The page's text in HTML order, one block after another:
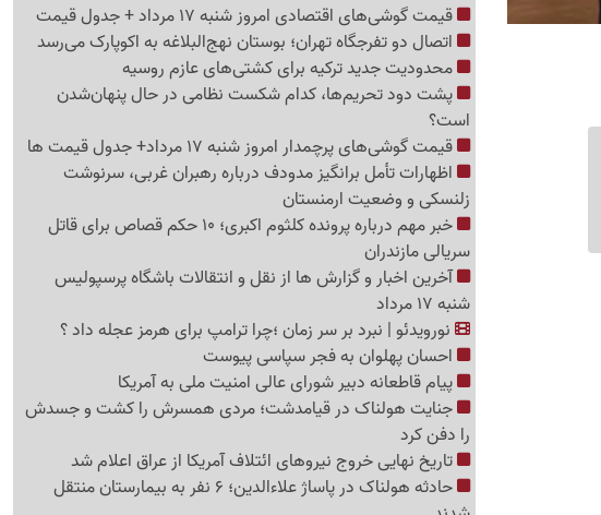
قیمت گوشی‌های اقتصادی امروز شنبه 17 مرداد + جدول قیمت
اتصال دو تفرجگاه تهران؛ بوستان نهج‌البلاغه به اکوپارک می‌رسد
محدودیت جدید ترکیه برای کشتی‌های عازم روسیه
پشت دود تحریم‌ها، کدام شکست نظامی در حال پنهان‌شدن
است؟
قیمت گوشی‌های پرچمدار امروز شنبه 17 مرداد+ جدول قیمت ها
اظهارات تأمل برانگیز مدودف درباره رهبران غربی، سرنوشت
زلنسکی و وضعیت ارمنستان
خبر مهم درباره پرونده کلثوم اکبری؛ 10 حکم قصاص برای قاتل
سریالی مازندران
آخرین اخبار و گزارش ها از نقل و انتقالات باشگاه پرسپولیس
شنبه 17 مرداد
نورویدئو | نبرد بر سر زمان ؛چرا ترامپ برای هرمز عجله داد ؟
احسان پهلوان به فجر سپاسی پیوست
پیام قاطعانه دبیر شورای عالی امنیت ملی به آمریکا
جنایت هولناک در قیامدشت؛ مردی همسرش را کشت و جسدش
را دفن کرد
تاریخ نهایی خروج نیروهای ائتلاف آمریکا از عراق اعلام شد
حادثه هولناک در پاساژ علاءالدین؛ 6 نفر به بیمارستان منتقل